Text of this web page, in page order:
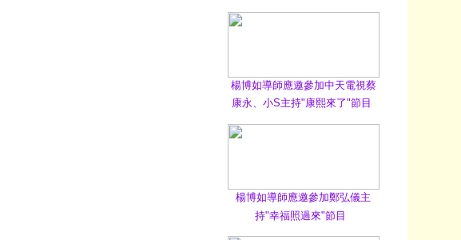
楊博如導師應邀參加中天電視蔡
康永、小S主持"康熙來了"節目
楊博如導師應邀參加鄭弘儀主
持"幸福照過來"節目